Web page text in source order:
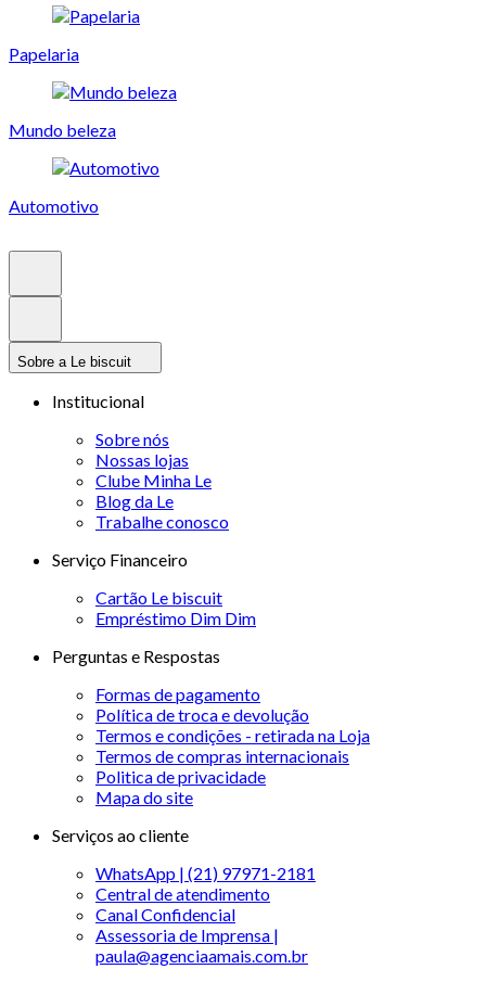
Papelaria
Mundo beleza
Automotivo
Sobre a Le biscuit
Institucional
Sobre nós
Nossas lojas
Clube Minha Le
Blog da Le
Trabalhe conosco
Serviço Financeiro
Cartão Le biscuit
Empréstimo Dim Dim
Perguntas e Respostas
Formas de pagamento
Política de troca e devolução
Termos e condições - retirada na Loja
Termos de compras internacionais
Politica de privacidade
Mapa do site
Serviços ao cliente
WhatsApp | (21) 97971-2181
Central de atendimento
Canal Confidencial
Assessoria de Imprensa |
paula@agenciaamais.com.br